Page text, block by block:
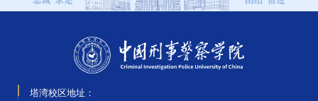
塔湾校区地址：